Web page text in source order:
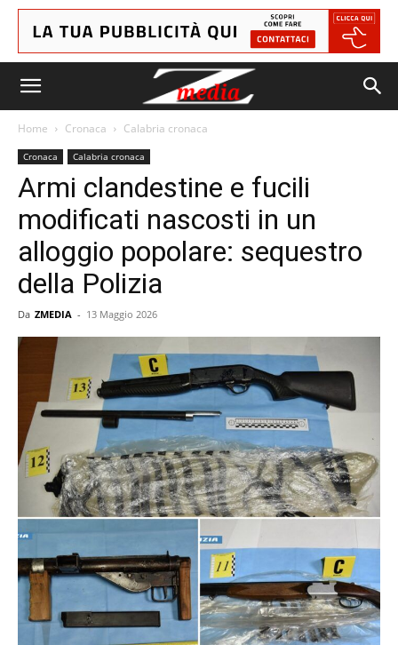
Home Cronaca Calabria cronaca
Cronaca Calabria cronaca
Armi clandestine e fucili
modificati nascosti in un
alloggio popolare: sequestro
della Polizia
Da ZMEDIA - 13 Maggio 2026